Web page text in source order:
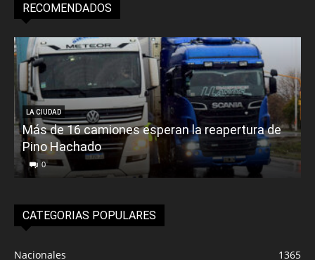
RECOMENDADOS
LA CIUDAD
Más de 16 camiones esperan la reapertura de
Pino Hachado
0
CATEGORIAS POPULARES
Nacionales
1365